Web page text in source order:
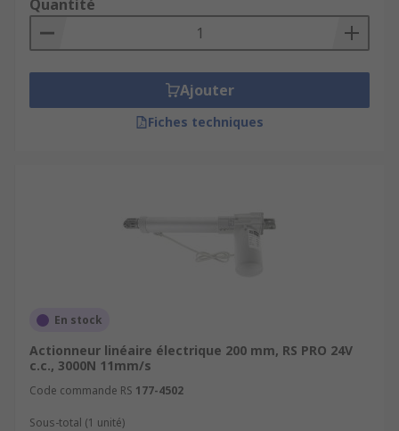
Quantité
Ajouter
Fiches techniques
En stock
Actionneur linéaire électrique 200 mm, RS PRO 24V
c.c., 3000N 11mm/s
Code commande RS 177-4502
Sous-total (1 unité)